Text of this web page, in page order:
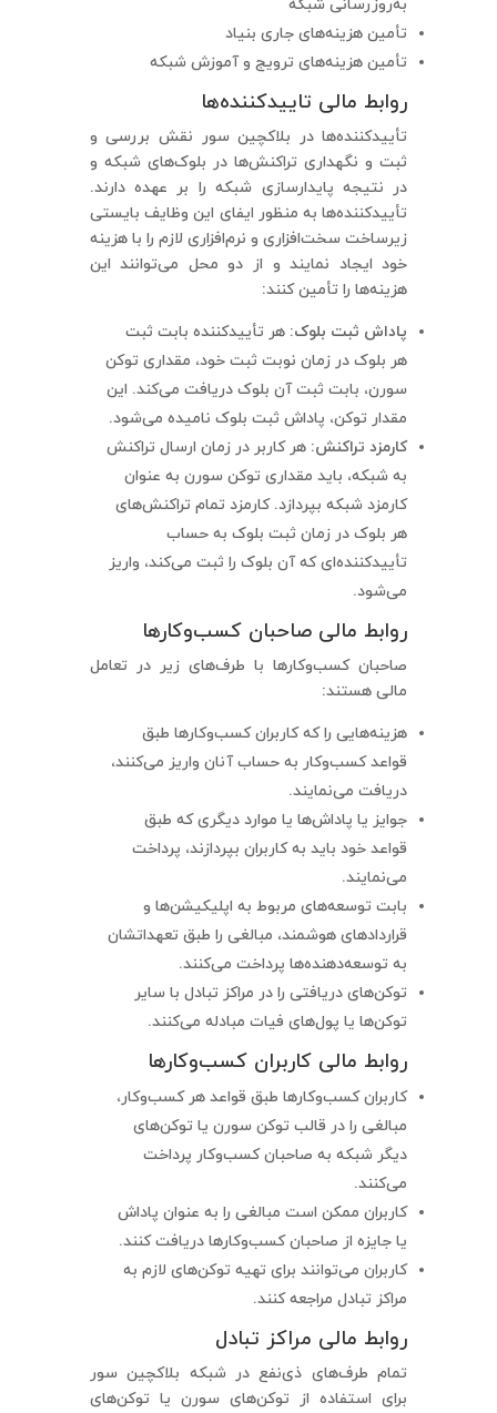
به‌روزرسانی شبکه
تأمین هزینه‌های جاری بنیاد
تأمین هزینه‌های ترویج و آموزش شبکه
روابط مالی تاییدکننده‌ها
تأییدکننده‌ها در بلاکچین سور نقش بررسی و
ثبت و نگهداری تراکنش‌ها در بلوک‌های شبکه و
در نتیجه پایدارسازی شبکه را بر عهده دارند.
تأییدکننده‌ها به منظور ایفای این وظایف بایستی
زیرساخت سخت‌افزاری و نرم‌افزاری لازم را با هزینه
خود ایجاد نمایند و از دو محل می‌توانند این
هزینه‌ها را تأمین کنند:
پاداش ثبت بلوک: هر تأییدکننده بابت ثبت
هر بلوک در زمان نوبت ثبت خود، مقداری توکن
سورن، بابت ثبت آن بلوک دریافت می‌کند. این
مقدار توکن، پاداش ثبت بلوک نامیده می‌شود.
کارمزد تراکنش: هر کاربر در زمان ارسال تراکنش
به شبکه، باید مقداری توکن سورن به عنوان
کارمزد شبکه بپردازد. کارمزد تمام تراکنش‌های
هر بلوک در زمان ثبت بلوک به حساب
تأییدکننده‌ای که آن بلوک را ثبت می‌کند، واریز
می‌شود.
روابط مالی صاحبان کسب‌وکارها
صاحبان کسب‌وکارها با طرف‌های زیر در تعامل
مالی هستند:
هزینه‌هایی را که کاربران کسب‌وکارها طبق
قواعد کسب‌وکار به حساب آنان واریز می‌کنند،
دریافت می‌نمایند.
جوایز یا پاداش‌ها یا موارد دیگری که طبق
قواعد خود باید به کاربران بپردازند، پرداخت
می‌نمایند.
بابت توسعه‌های مربوط به اپلیکیشن‌ها و
قراردادهای هوشمند، مبالغی را طبق تعهداتشان
به توسعه‌دهنده‌ها پرداخت می‌کنند.
توکن‌های دریافتی را در مراکز تبادل با سایر
توکن‌ها یا پول‌های فیات مبادله می‌کنند.
روابط مالی کاربران کسب‌وکارها
کاربران کسب‌وکارها طبق قواعد هر کسب‌وکار،
مبالغی را در قالب توکن سورن یا توکن‌های
دیگر شبکه به صاحبان کسب‌وکار پرداخت
می‌کنند.
کاربران ممکن است مبالغی را به عنوان پاداش
یا جایزه از صاحبان کسب‌وکارها دریافت کنند.
کاربران می‌توانند برای تهیه توکن‌های لازم به
مراکز تبادل مراجعه کنند.
روابط مالی مراکز تبادل
تمام طرف‌های ذی‌نفع در شبکه بلاکچین سور
برای استفاده از توکن‌های سورن یا توکن‌های